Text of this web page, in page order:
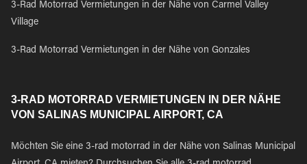
3-Rad Motorrad Vermietungen in der Nähe von Carmel Valley
Village
3-Rad Motorrad Vermietungen in der Nähe von Gonzales
3-RAD MOTORRAD VERMIETUNGEN IN DER NÄHE
VON SALINAS MUNICIPAL AIRPORT, CA
Möchten Sie eine 3-rad motorrad in der Nähe von Salinas Municipal